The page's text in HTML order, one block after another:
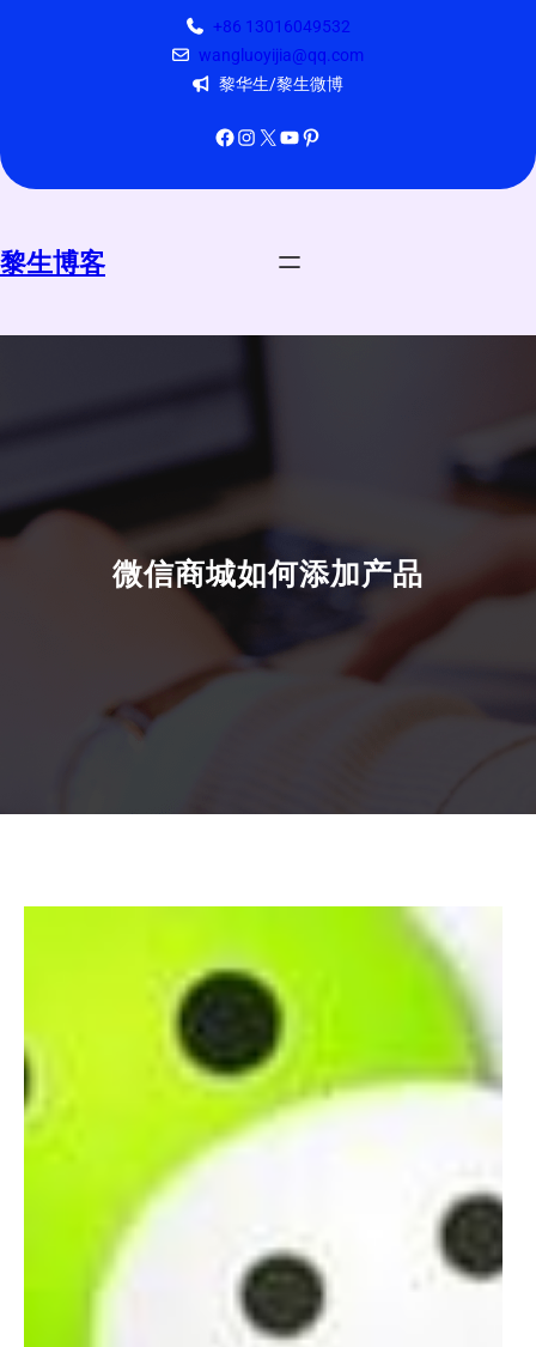
+86 13016049532
wangluoyijia@qq.com
黎华生/黎生微博
Facebook Instagram X YouTube Pinterest
黎生博客
微信商城如何添加产品